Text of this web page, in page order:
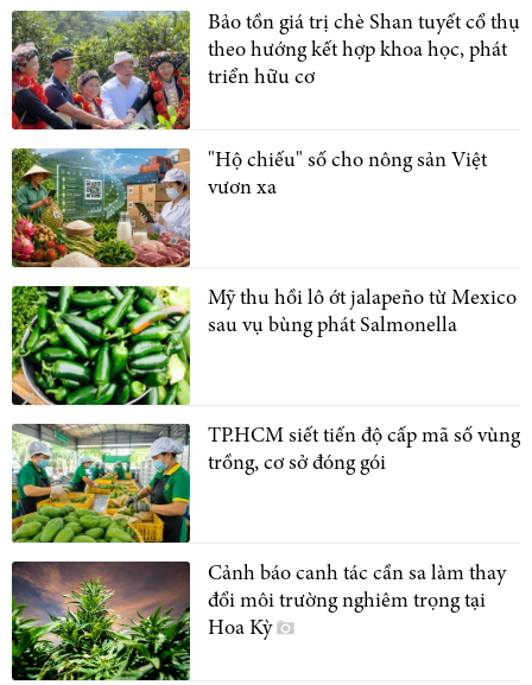
Bảo tồn giá trị chè Shan tuyết cổ thụ
theo hướng kết hợp khoa học, phát
triển hữu cơ
"Hộ chiếu" số cho nông sản Việt
vươn xa
Mỹ thu hồi lô ớt jalapeño từ Mexico
sau vụ bùng phát Salmonella
TP.HCM siết tiến độ cấp mã số vùng
trồng, cơ sở đóng gói
Cảnh báo canh tác cần sa làm thay
đổi môi trường nghiêm trọng tại
Hoa Kỳ